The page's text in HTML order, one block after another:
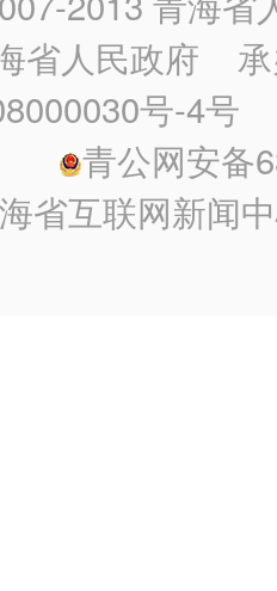
省人民政府 承
号-4号
青公网安备
省互联网新闻